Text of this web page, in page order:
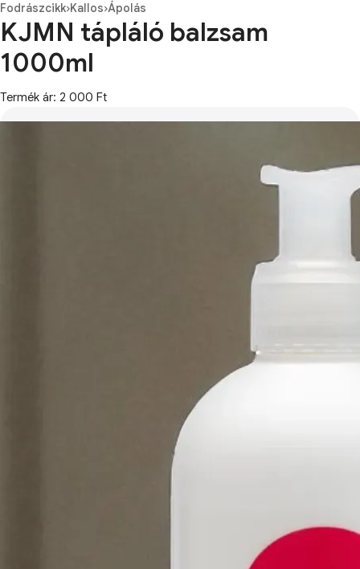
Fodrászcikk›Kallos›Ápolás
KJMN tápláló balzsam
1000ml
Termék ár: 2 000 Ft